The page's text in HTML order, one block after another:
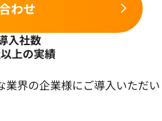
わせ
入社数
上の実績
界の企業様にご導入いただい